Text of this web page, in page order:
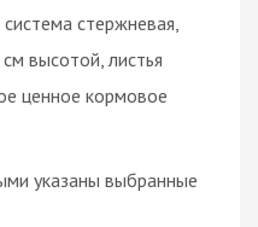
стержневая,
высотой, листья
ценное кормовое
указаны выбранные